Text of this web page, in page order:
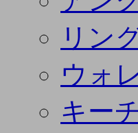
リン
ウォ
キー